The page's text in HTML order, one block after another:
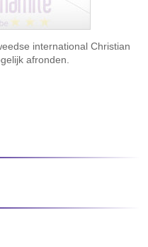
international Christian
afronden.